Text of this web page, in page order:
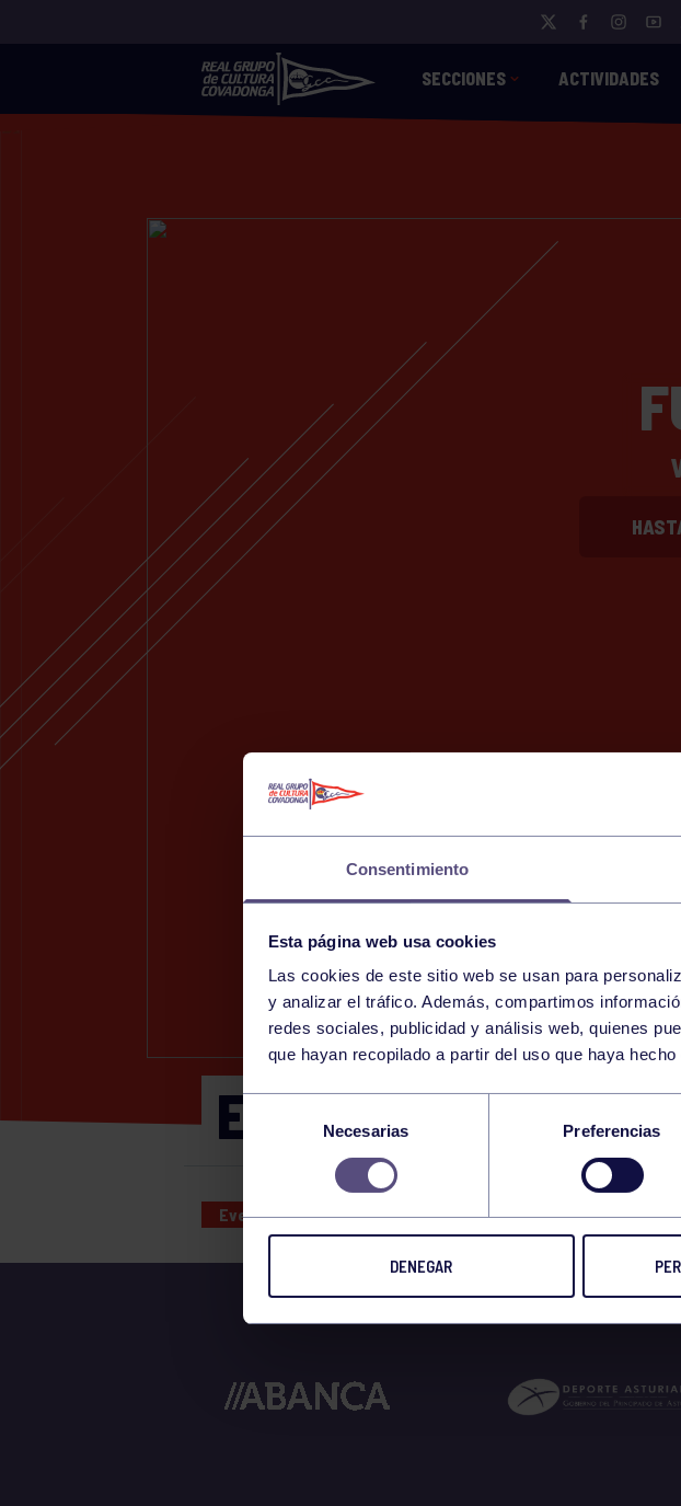
Consentimiento
Esta página web usa cookies
Las cookies de este sitio web se usan para
y analizar el tráfico. Además, compartimos
redes sociales, publicidad y análisis web, quienes
que hayan recopilado a partir del uso que haya
Selección
de
consentimiento
Necesarias Preferencias
DENEGAR
SECCIONES ACTIVIDADES
14 SUNDAY
DECEMBER
ENTRENAMIENTO
Eventos deportivos 14 DEC 2025